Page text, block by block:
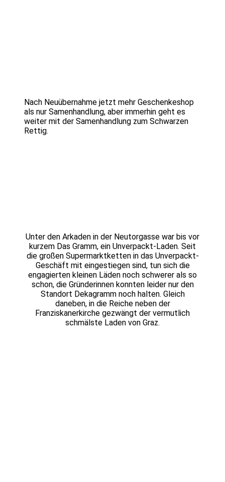
Nach Neuübernahme jetzt mehr Geschenkeshop
als nur Samenhandlung, aber immerhin geht es
weiter mit der Samenhandlung zum Schwarzen
Rettig.
Unter den Arkaden in der Neutorgasse war bis vor
kurzem Das Gramm, ein Unverpackt-Laden. Seit
die großen Supermarktketten in das Unverpackt-
Geschäft mit eingestiegen sind, tun sich die
engagierten kleinen Läden noch schwerer als so
schon, die Gründerinnen konnten leider nur den
Standort Dekagramm noch halten. Gleich
daneben, in die Reiche neben der
Franziskanerkirche gezwängt der vermutlich
schmälste Laden von Graz.